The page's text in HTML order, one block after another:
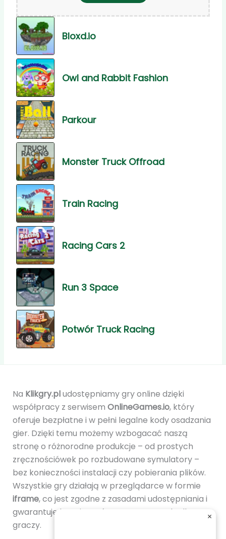
Bloxd.io
Owl and Rabbit Fashion
Parkour
Monster Truck Offroad
Train Racing
Racing Cars 2
Run 3 Space
Potwór Truck Racing
Na Klikgry.pludostępniamy gry online dzięki
współpracy z serwisem OnlineGames.io, który
oferuje bezpłatne i w pełni legalne kody osadzania
gier. Dzięki temu możemy wzbogacać naszą
stronę o różnorodne produkcje – od prostych
zręcznościówek po rozbudowane symulatory –
bez konieczności instalacji czy pobierania plików.
Wszystkie gry działają w przeglądarce w formie
iframe, co jest zgodne z zasadami udostępniania i
gwarantuje bezpieczeństwo oraz wygodę dla
graczy.
×